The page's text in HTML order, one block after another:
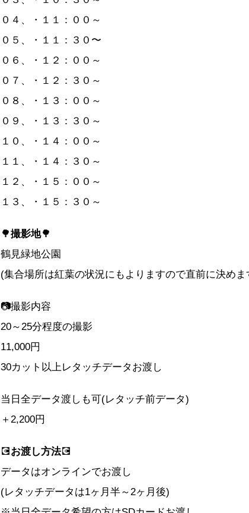
０４、・１１：００～
０５、・１１：３０〜
０６、・１２：００～
０７、・１２：３０～
０８、・１３：００～
０９、・１３：３０～
１０、・１４：００～
１１、・１４：３０～
１２、・１５：００～
１３、・１５：３０～
🌳撮影地🌳
鶴見緑地公園
(集合場所は紅葉の状況にもよりますので直前に決めま
📷撮影内容
20～25分程度の撮影
11,000円
30カット以上レタッチデータお渡し
当日全データ渡しも可(レタッチ前データ)
＋2,200円
💽お渡し方法💽
データはオンラインでお渡し
(レタッチデータは1ヶ月半～2ヶ月後)